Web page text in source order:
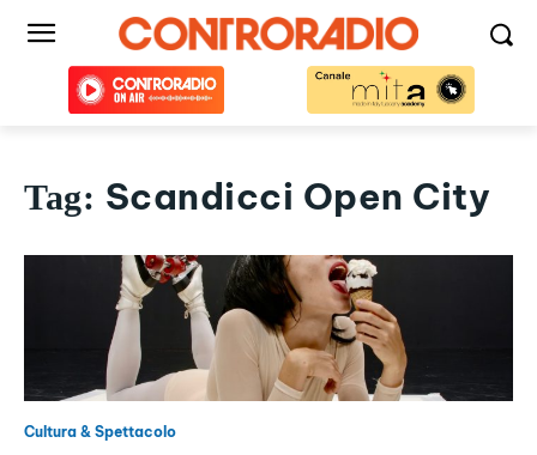
Tag: Scandicci Open City
Cultura & Spettacolo